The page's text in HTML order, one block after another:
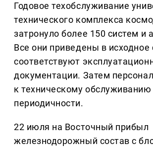
Годовое техобслуживание
технического комплекса
затронуло более 150 систем и
Все они приведены в исходное
соответствуют
документации. Затем
к техническому
периодичности.
22 июля на Восточный прибыл
железнодорожный состав с